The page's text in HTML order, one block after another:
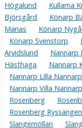
Högalund
Kullarna
Björsgård
Könarp
Marias
Könarp
Könarp Svenstorp
Arvidslund
Nannarp
Hästhaga
Nannarp
Nannarp Lilla Nannarp
Nannarp Villa Nannarp
Rosenberg
Rosenberg Ryssängen
Slangemöllan